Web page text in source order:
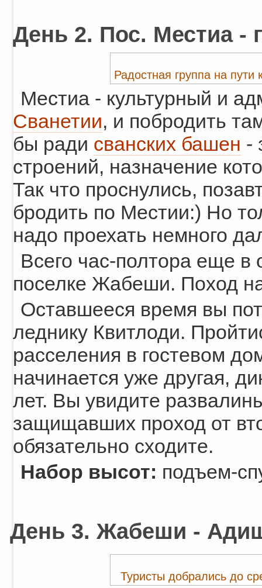
День 2. Пос. Местиа -
Радостная группа на
Местиа - культурный и
Сванетии, и побродить
бы ради сванских башен -
строений, назначение
Так что проснулись,
бродить по Местии:) Но
надо проехать немного
Всего час-полтора еще
поселке Жабеши. Поход
Оставшееся время вы
леднику Квитлоди.
расселения в гостевом
начинается уже другая,
лет. Вы увидите
защищавших проход от
обязательно сходите.
Набор высот: подъем-
День 3. Жабеши -
Туристы добрались до